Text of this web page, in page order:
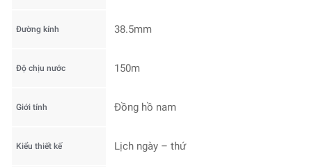
Đường kính 38.5mm
Độ chịu nước 150m
Giới tính Đồng hồ nam
Kiểu thiết kế Lịch ngày – thứ